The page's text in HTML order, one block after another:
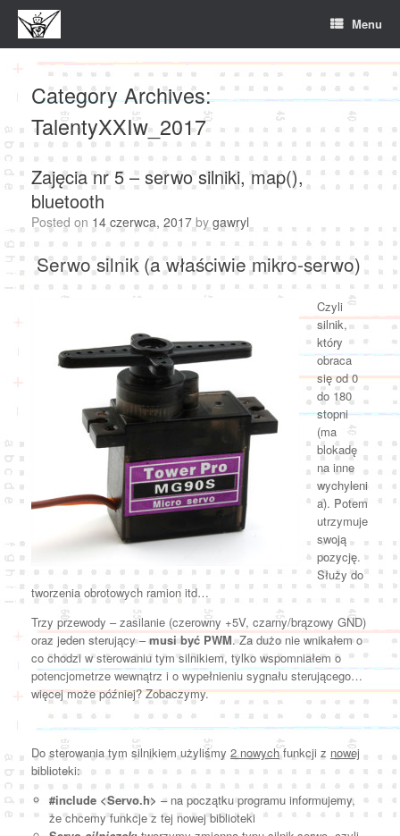
Skip
content
Menu
Category Archives:
TalentyXXIw_2017
Zajęcia nr 5 – serwo silniki, map(),
bluetooth
Posted on 14 czerwca, 2017 by gawryl
Serwo silnik (a właściwie mikro-serwo)
Czyli
silnik,
który
obraca
się od 0
do 180
stopni
(ma
blokadę
na inne
wychyleni
a). Potem
utrzymuje
swoją
pozycję.
Służy do
tworzenia obrotowych ramion itd…
Trzy przewody – zasilanie (czerowny +5V, czarny/brązowy GND)
oraz jeden sterujący –musi być PWM. Za dużo nie wnikałem o
co chodzi w sterowaniu tym silnikiem, tylko wspomniałem o
potencjometrze wewnątrz i o wypełnieniu sygnału sterującego…
więcej może później? Zobaczymy.
Do sterowania tym silnikiem użyliśmy 2 nowychfunkcji z nowej
biblioteki:
#include <Servo.h> – na początku programu informujemy,
że chcemy funkcje z tej nowej biblioteki